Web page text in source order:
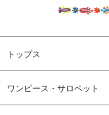
トップス
ワンピース・サロペット